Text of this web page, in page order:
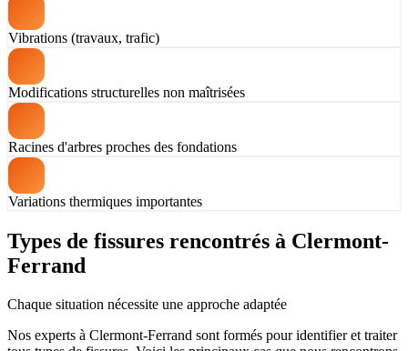
Vibrations (travaux, trafic)
Modifications structurelles non maîtrisées
Racines d'arbres proches des fondations
Variations thermiques importantes
Types de fissures rencontrés à Clermont-
Ferrand
Chaque situation nécessite une approche adaptée
Nos experts à Clermont-Ferrand sont formés pour identifier et traiter